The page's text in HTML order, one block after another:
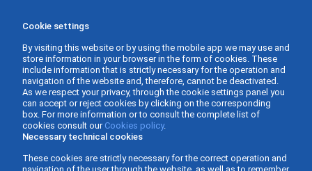
Cookie settings
By visiting this website or by using the mobile app we may use and
store information in your browser in the form of cookies. These
include information that is strictly necessary for the operation and
navigation of the website and, therefore, cannot be deactivated.
As we respect your privacy, through the cookie settings panel you
can accept or reject cookies by clicking on the corresponding
box. For more information or to consult the complete list of
cookies consult our Cookies policy.
Necessary technical cookies
These cookies are strictly necessary for the correct operation and